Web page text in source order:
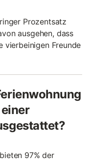
Prozentsatz
ausgehen, dass
vierbeinigen Freunde
97% der